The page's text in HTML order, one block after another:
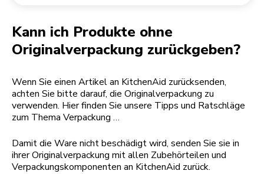
Kann ich Produkte ohne
Originalverpackung zurückgeben?
Wenn Sie einen Artikel an KitchenAid zurücksenden,
achten Sie bitte darauf, die Originalverpackung zu
verwenden. Hier finden Sie unsere Tipps und Ratschläge
zum Thema Verpackung …
Damit die Ware nicht beschädigt wird, senden Sie sie in
ihrer Originalverpackung mit allen Zubehörteilen und
Verpackungskomponenten an KitchenAid zurück.